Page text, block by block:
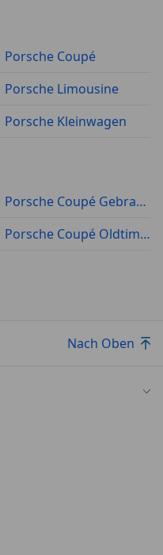
Porsche Coupé
Porsche Limousine
Porsche Kleinwagen
Porsche Coupé Gebraucht
Porsche Coupé Oldtimer
Nach Oben